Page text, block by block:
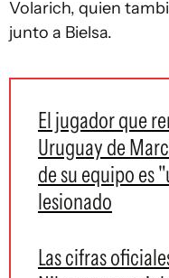
Volarich, quien
junto a Bielsa.
El jugador que
Uruguay de
de su equipo es
lesionado
Las cifras